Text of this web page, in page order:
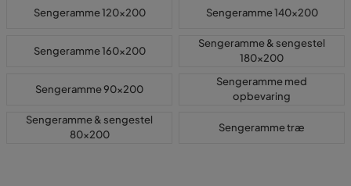
Sengeramme 120x200 Sengeramme 140x200
Sengeramme 160x200
Sengeramme & sengestel
180x200
Sengeramme 90x200
Sengeramme med
opbevaring
Sengeramme & sengestel
80x200
Sengeramme træ